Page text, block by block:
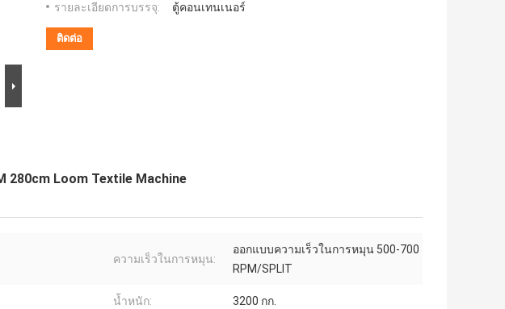
รายละเอียดการบรรจุ:
ตู้คอนเทนเนอร์
ติดต่อ
280cm Loom Textile Machine
ความเร็วในการหมุน:
ออกแบบความเร็วในการหมุน 500-700
RPM/SPLIT
น้ำหนัก: 3200 กก.